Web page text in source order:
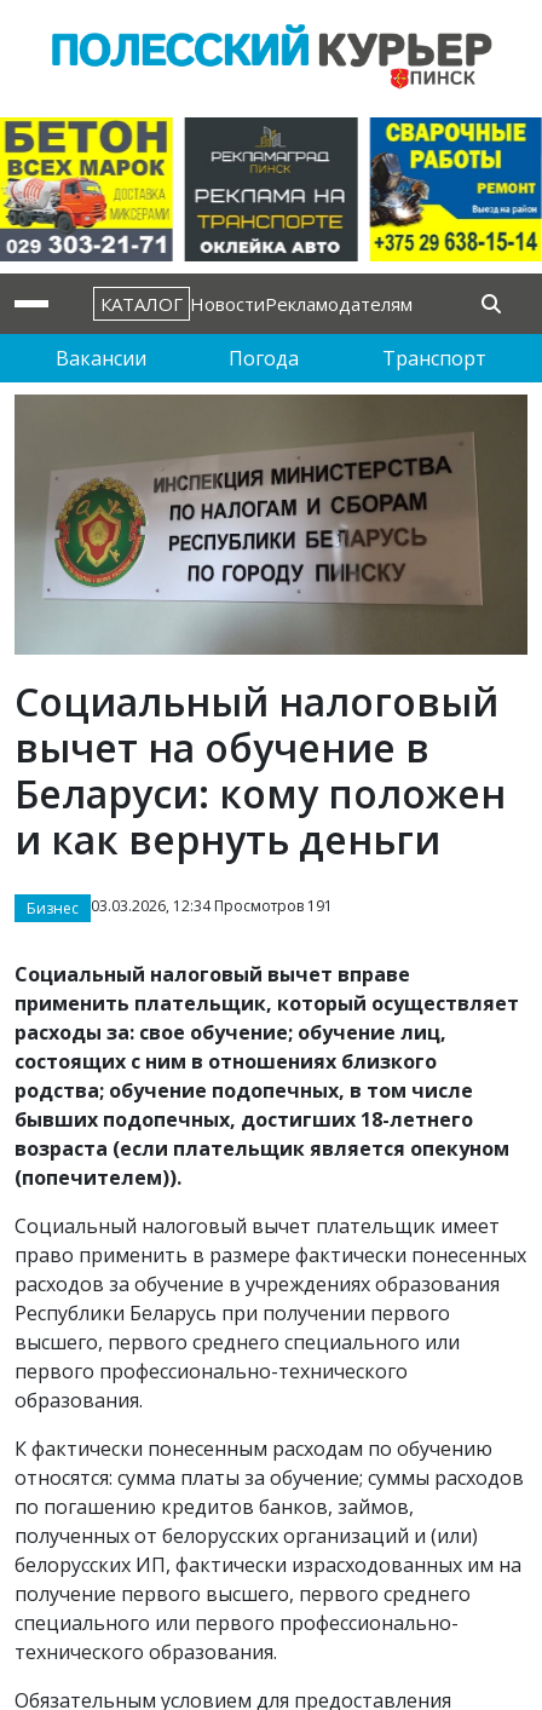
КАТАЛОГ НовостиРекламодателям
Вакансии Погода Транспорт
Социальный налоговый
вычет на обучение в
Беларуси: кому положен
и как вернуть деньги
Бизнес 03.03.2026, 12:34 Просмотров 191
Социальный налоговый вычет вправе
применить плательщик, который осуществляет
расходы за: свое обучение; обучение лиц,
состоящих с ним в отношениях близкого
родства; обучение подопечных, в том числе
бывших подопечных, достигших 18-летнего
возраста (если плательщик является опекуном
(попечителем)).
Социальный налоговый вычет плательщик имеет
право применить в размере фактически понесенных
расходов за обучение в учреждениях образования
Республики Беларусь при получении первого
высшего, первого среднего специального или
первого профессионально-технического
образования.
К фактически понесенным расходам по обучению
относятся: сумма платы за обучение; суммы расходов
по погашению кредитов банков, займов,
полученных от белорусских организаций и (или)
белорусских ИП, фактически израсходованных им на
получение первого высшего, первого среднего
специального или первого профессионально-
технического образования.
Обязательным условием для предоставления